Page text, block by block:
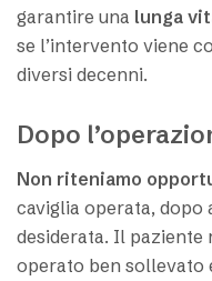
garantire una lunga
se l’intervento viene
diversi decenni.
Dopo
Non riteniamo
caviglia operata,
desiderata. Il paziente
operato ben sollevato